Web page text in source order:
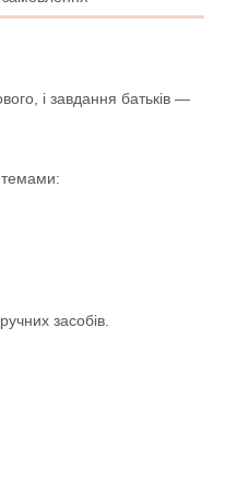
і завдання батьків —
темами:
засобів.